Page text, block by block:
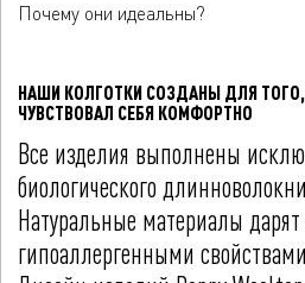
Почему они идеальны?
НАШИ КОЛГОТКИ СОЗДАНЫ ДЛЯ
ЧУВСТВОВАЛ СЕБЯ КОМФОРТНО
Все изделия выполнены
биологического
Натуральные материалы
гипоаллергенными